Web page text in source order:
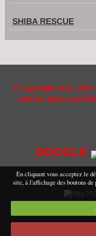
SHIBA RESCUE
© Copyright 2012- 2016
club for akitas and
DOGGLE
En cliquant vous acceptez le
site, à l'affichage des boutons